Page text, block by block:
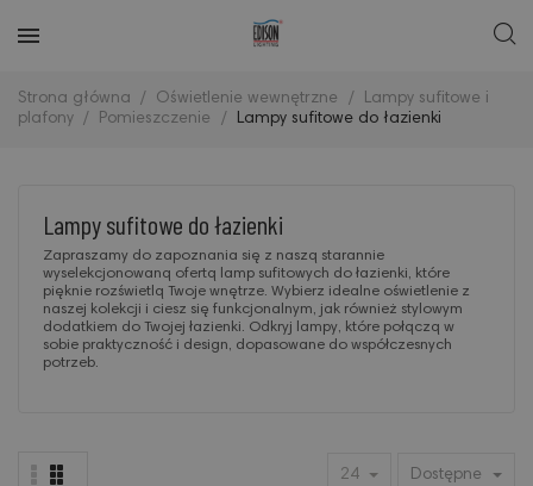
Strona główna Oświetlenie wewnętrzne
Lampy sufitowe i
plafony
Pomieszczenie Lampy sufitowe do łazienki
Lampy sufitowe do łazienki
Zapraszamy do zapoznania się z naszą starannie
wyselekcjonowaną ofertą lamp sufitowych do łazienki, które
pięknie rozświetlą Twoje wnętrze. Wybierz idealne oświetlenie z
naszej kolekcji i ciesz się funkcjonalnym, jak również stylowym
dodatkiem do Twojej łazienki. Odkryj lampy, które połączą w
sobie praktyczność i design, dopasowane do współczesnych
potrzeb.
24 Dostępne